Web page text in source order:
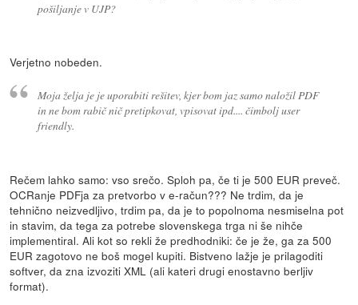
pošiljanje v UJP?
Verjetno nobeden.
Moja želja je je uporabiti rešitev, kjer bom jaz samo naložil PDF
in ne bom rabič nič pretipkovat, vpisovat ipd.... čimbolj user
friendly.
Rečem lahko samo: vso srečo. Sploh pa, če ti je 500 EUR preveč.
OCRanje PDFja za pretvorbo v e-račun??? Ne trdim, da je
tehnično neizvedljivo, trdim pa, da je to popolnoma nesmiselna pot
in stavim, da tega za potrebe slovenskega trga ni še nihče
implementiral. Ali kot so rekli že predhodniki: če je že, ga za 500
EUR zagotovo ne boš mogel kupiti. Bistveno lažje je prilagoditi
softver, da zna izvoziti XML (ali kateri drugi enostavno berljiv
format).